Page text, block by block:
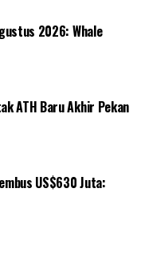
2026: Whale
ATH Baru Akhir Pekan
US$630 Juta: